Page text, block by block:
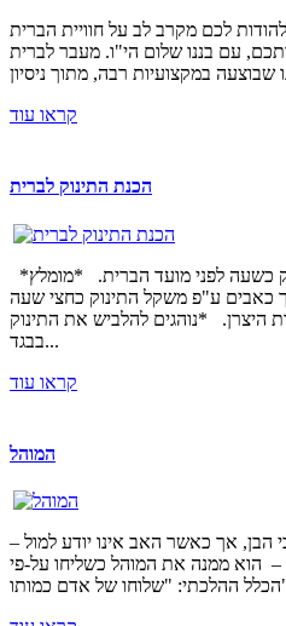
לכם מקרב לב על חוויית הברית
עם בננו שלום הי"ו. מעבר לברית
קראו עוד
הכנת התינוק לברית
*יש לסיים להאכיל את התינוק כשעה לפני מועד הברית. *מומלץ
כאבים ע"פ משקל התינוק כחצי שעה
היצרן. *נוהגים להלביש את התינוק
בבגד...
קראו עוד
המוהל
הבן, אך כאשר האב אינו יודע למול –
– הוא ממנה את המוהל כשליחו על-פי